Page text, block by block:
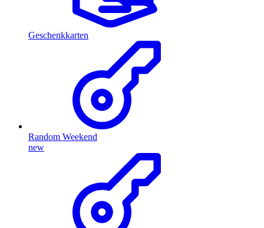
Geschenkkarten
Random Weekend
new